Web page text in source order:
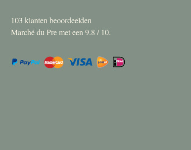
103 klanten beoordeelden
Marché du Pre met een 9.8 / 10.